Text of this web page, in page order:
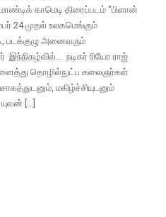
காமெடி திரைப்படம் “பிளான்
24 முதல் உலகமெங்கும்
படக்குழு அனைவரும்
நடிகர் ரியோ ராஜ்
தொழில்நுட்ப கலைஞர்கள்
மகிழ்ச்சியுடனும்
[…]